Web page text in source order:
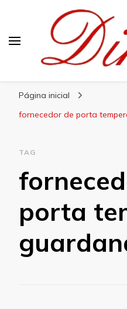
Página inicial
fornecedor de porta
TAG
porta